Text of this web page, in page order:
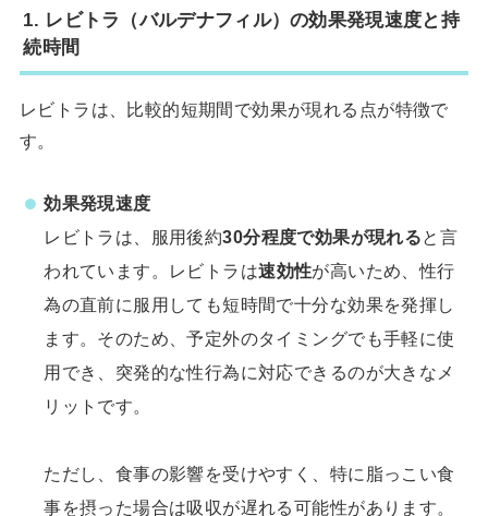
1. レビトラ（バルデナフィル）の効果発現速度と持
続時間
レビトラは、比較的短期間で効果が現れる点が特徴で
す。
効果発現速度
レビトラは、服用後約30分程度で効果が現れると言
われています。レビトラは速効性が高いため、性行
為の直前に服用しても短時間で十分な効果を発揮し
ます。そのため、予定外のタイミングでも手軽に使
用でき、突発的な性行為に対応できるのが大きなメ
リットです。
ただし、食事の影響を受けやすく、特に脂っこい食
事を摂った場合は吸収が遅れる可能性があります。